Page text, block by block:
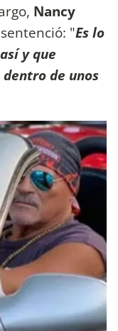
Nancy
"Es lo
y que
de unos